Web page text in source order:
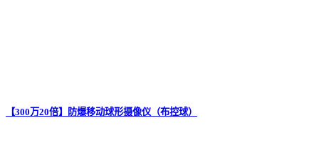
【300万20倍】防爆移动球形摄像仪（布控球）